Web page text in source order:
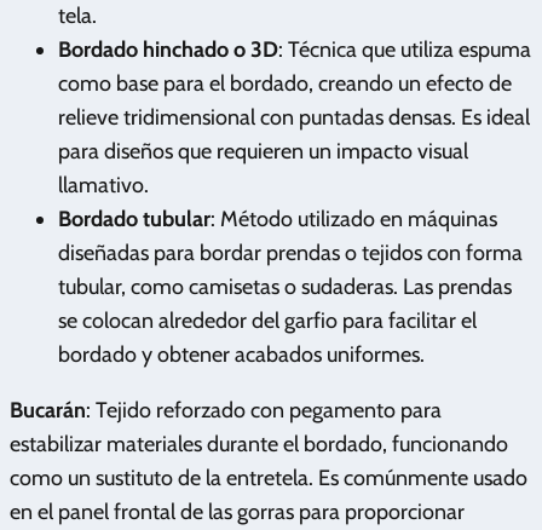
tela.
Bordado hinchado o 3D: Técnica que utiliza espuma
como base para el bordado, creando un efecto de
relieve tridimensional con puntadas densas. Es ideal
para diseños que requieren un impacto visual
llamativo.
Bordado tubular: Método utilizado en máquinas
diseñadas para bordar prendas o tejidos con forma
tubular, como camisetas o sudaderas. Las prendas
se colocan alrededor del garfio para facilitar el
bordado y obtener acabados uniformes.
Bucarán: Tejido reforzado con pegamento para
estabilizar materiales durante el bordado, funcionando
como un sustituto de la entretela. Es comúnmente usado
en el panel frontal de las gorras para proporcionar